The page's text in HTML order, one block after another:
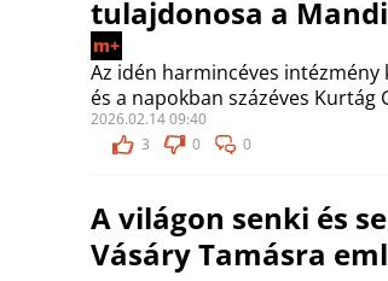
tulajdonosa a
m+
Az idén harmincéves
és a napokban százéves
2026.02.14 09:40
3
0 0
A világon senki és
Vásáry Tamásra